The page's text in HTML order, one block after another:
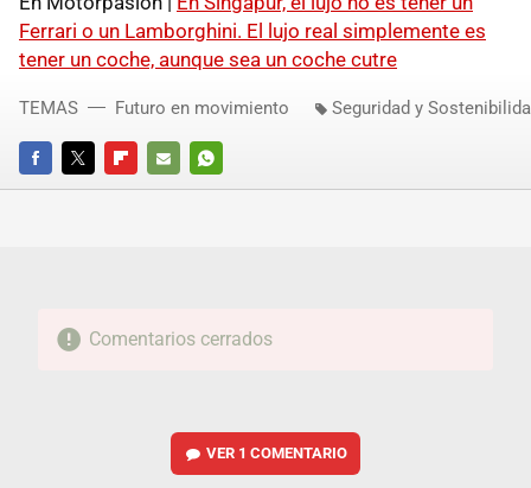
Ferrari o un Lamborghini. El lujo real simplemente es
tener un coche, aunque sea un coche cutre
FACEBOOKTWITTERFLIPBOARD
E-
WHATSAPP
TEMAS Futuro en movimiento Seguridad y
Comentarios cerrados
VER 1 COMENTARIO